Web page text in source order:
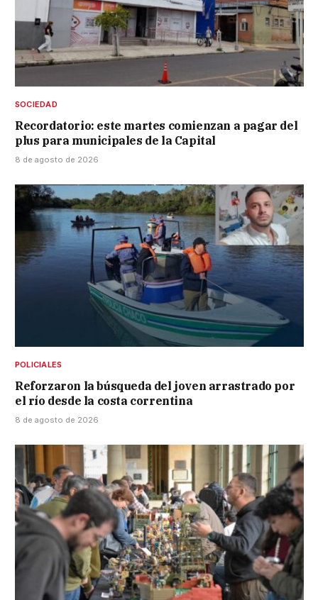
SOCIEDAD
Recordatorio: este martes comienzan a pagar del
plus para municipales de la Capital
8 de agosto de 2026
POLICIALES
Reforzaron la búsqueda del joven arrastrado por
el río desde la costa correntina
8 de agosto de 2026